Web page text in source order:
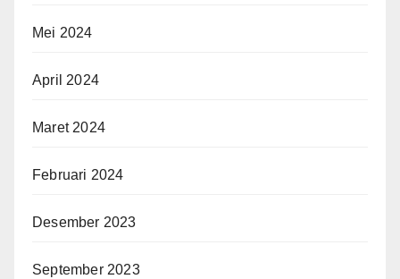
Mei 2024
April 2024
Maret 2024
Februari 2024
Desember 2023
September 2023